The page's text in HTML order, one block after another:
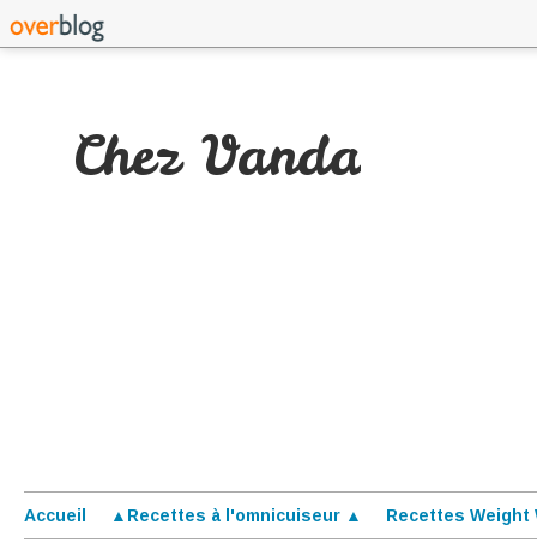
Chez Vanda
Accueil ▲Recettes à l'omnicuiseur ▲ Recettes Weight